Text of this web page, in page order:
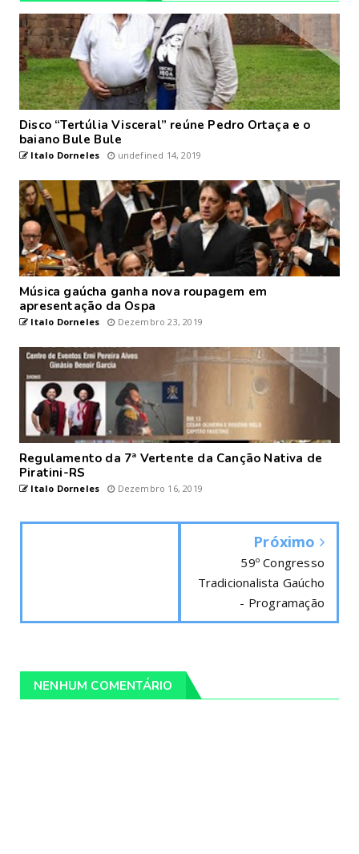
Disco “Tertúlia Visceral” reúne Pedro Ortaça e o
baiano Bule Bule
Italo Dorneles undefined 14, 2019
Música gaúcha ganha nova roupagem em
apresentação da Ospa
Italo Dorneles Dezembro 23, 2019
Regulamento da 7ª Vertente da Canção Nativa de
Piratini-RS
Italo Dorneles Dezembro 16, 2019
Próximo
59º Congresso
Tradicionalista Gaúcho
- Programação
NENHUM COMENTÁRIO